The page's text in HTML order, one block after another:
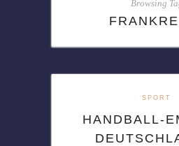
Browsing
SPORT
HANDBALL-